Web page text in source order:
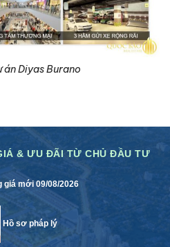
án Diyas Burano
& ƯU ĐÃI TỪ CHỦ ĐẦU TƯ
giá mới 09/08/2026
Hồ sơ pháp lý